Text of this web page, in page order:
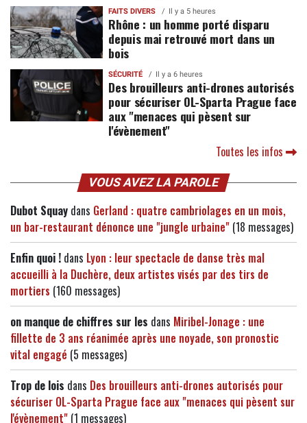
FAITS DIVERS Il y a 5 heures
Rhône : un homme porté disparu
depuis mai retrouvé mort dans un
bois
SÉCURITÉ Il y a 6 heures
Des brouilleurs anti-drones autorisés
pour sécuriser OL-Sparta Prague face
aux "menaces qui pèsent sur
l'évènement"
Toutes les infos
VOUS AVEZ LA PAROLE
Dubot Squay dans Gerland : quatre cambriolages en un mois,
un bar-restaurant dénonce une "jungle urbaine" (18 messages)
Enfin quoi ! dans Lyon : leur spectacle de danse très mal
accueilli à la Duchère, deux artistes visés par des tirs de
mortiers (160 messages)
on manque de chiffres sur les dans Miribel-Jonage : une
fillette de 3 ans réanimée après une noyade, son pronostic
vital engagé (5 messages)
Trop de lois dans Des brouilleurs anti-drones autorisés pour
sécuriser OL-Sparta Prague face aux "menaces qui pèsent sur
l'évènement" (1 messages)